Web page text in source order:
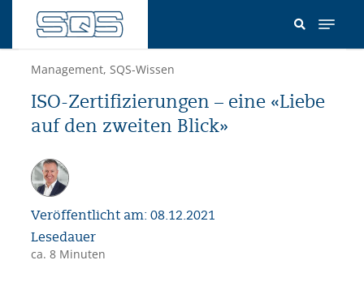
Inhalt
Management, SQS-Wissen
ISO-Zertifizierungen – eine «Liebe
auf den zweiten Blick»
Veröffentlicht am: 08.12.2021
Lesedauer
ca. 8 Minuten